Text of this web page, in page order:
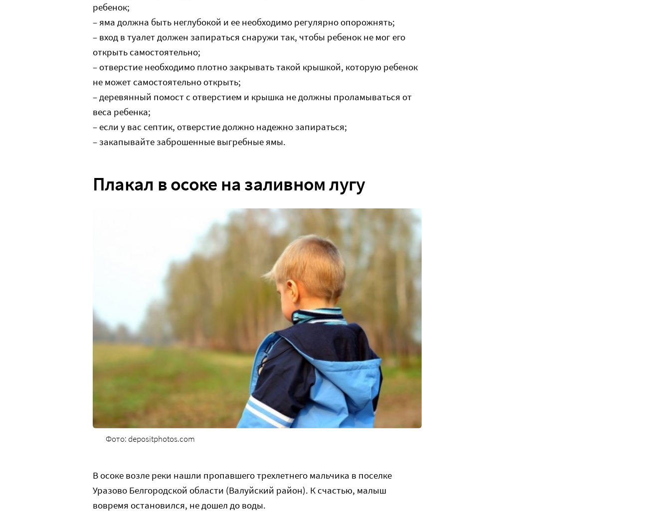
ребенок;
– яма должна быть неглубокой и ее необходимо регулярно опорожнять;
– вход в туалет должен запираться снаружи так, чтобы ребенок не мог его
открыть самостоятельно;
– отверстие необходимо плотно закрывать такой крышкой, которую ребенок
не может самостоятельно открыть;
– деревянный помост с отверстием и крышка не должны проламываться от
веса ребенка;
– если у вас септик, отверстие должно надежно запираться;
– закапывайте заброшенные выгребные ямы.
Плакал в осоке на заливном лугу
Фото: depositphotos.com
В осоке возле реки нашли пропавшего трехлетнего мальчика в поселке
Уразово Белгородской области (Валуйский район). К счастью, малыш
вовремя остановился, не дошел до воды.